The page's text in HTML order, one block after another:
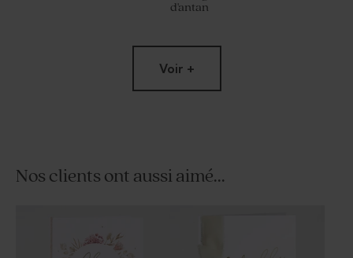
d'antan
Voir +
Nos clients ont aussi aimé...